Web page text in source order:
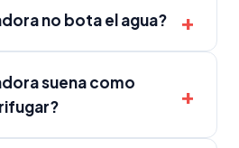
no bota el agua?
suena como